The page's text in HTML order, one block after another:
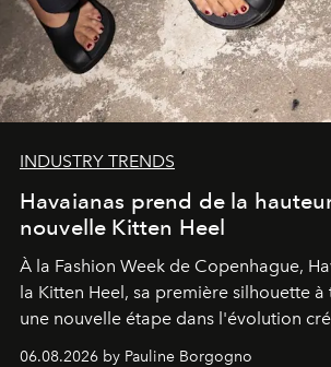
INDUSTRY TRENDS
Havaianas prend de la
nouvelle Kitten Heel
À la Fashion Week de Copenhague,
la Kitten Heel, sa première silhouette
une nouvelle étape dans l'évolution
06.08.2026 by Pauline Borgogno